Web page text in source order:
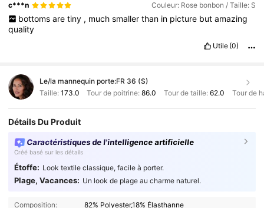
c***n Couleur: Rose bonbon / Taille: S
bottoms are tiny , much smaller than in picture but amazing
quality
Utile (0)
Le/la mannequin porte:FR 36 (S)
Taille: 173.0 Tour de poitrine:86.0 Tour de taille: 62.0 Tour de
Détails Du Produit
Caractéristiques de l'intelligence artificielle
Créé basé sur les détails
Étoffe: Look textile classique, facile à porter.
Plage, Vacances: Un look de plage au charme naturel.
Composition: 82% Polyester,18% Élasthanne